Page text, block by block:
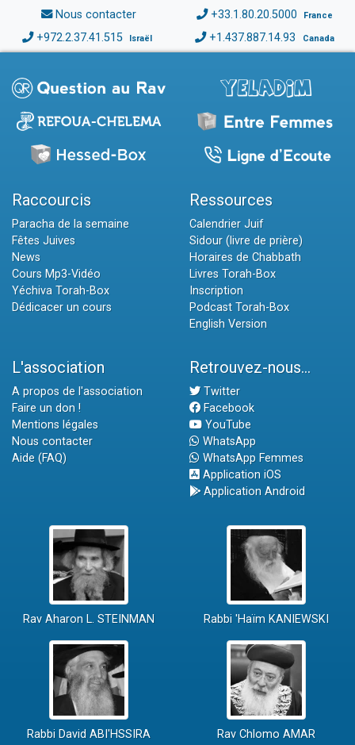
Nous contacter +33.1.80.20.5000 France
+972.2.37.41.515 Israël +1.437.887.14.93 Canada
Raccourcis
Paracha de la semaine
Fêtes Juives
News
Cours Mp3-Vidéo
Yéchiva Torah-Box
Dédicacer un cours
Ressources
Calendrier Juif
Sidour (livre de prière)
Horaires de Chabbath
Livres Torah-Box
Inscription
Podcast Torah-Box
English Version
L'association
A propos de l'association
Faire un don !
Mentions légales
Nous contacter
Aide (FAQ)
Retrouvez-nous...
Twitter
Facebook
YouTube
WhatsApp
WhatsApp Femmes
Application iOS
Application Android
Rav Aharon L. STEINMAN Rabbi 'Haïm KANIEWSKI
Rabbi David ABI'HSSIRA Rav Chlomo AMAR